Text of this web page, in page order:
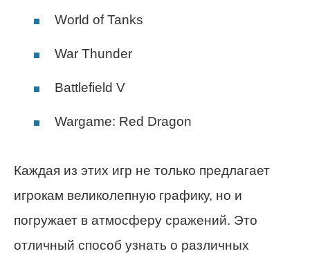
World of Tanks
War Thunder
Battlefield V
Wargame: Red Dragon
Каждая из этих игр не только предлагает
игрокам великолепную графику, но и
погружает в атмосферу сражений. Это
отличный способ узнать о различных